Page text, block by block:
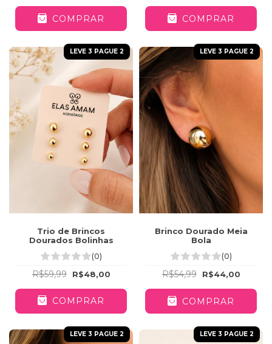
COMPRAR COMPRAR
LEVE 3 PAGUE 2
Trio de Brincos
Dourados Bolinhas
(0)
R$59,99 R$48,00
COMPRAR
LEVE 3 PAGUE 2
Brinco Dourado Meia
Bola
(0)
R$54,99 R$44,00
COMPRAR
LEVE 3 PAGUE 2 LEVE 3 PAGUE 2